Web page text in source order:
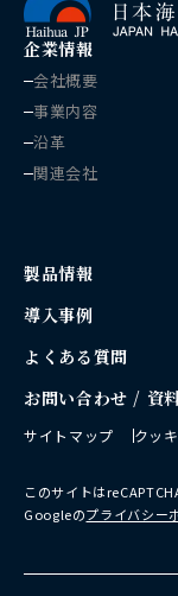
企業情報
会社概要
事業内容
沿革
関連会社
製品情報
導入事例
よくある質問
お問い合わせ / 資
サイトマップ クッ
このサイトは
Googleのプライバシー